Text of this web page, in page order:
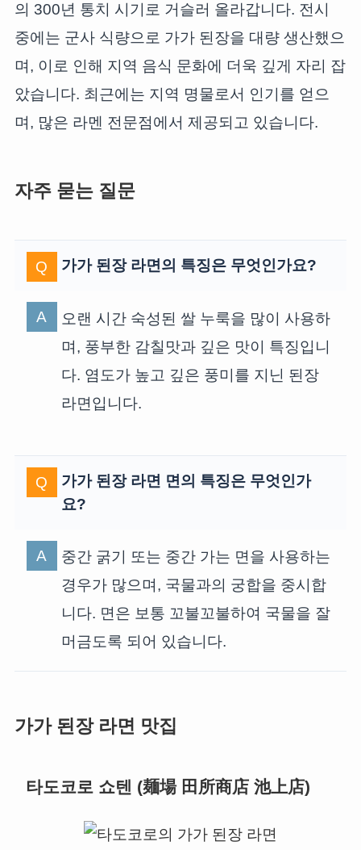
의 300년 통치 시기로 거슬러 올라갑니다. 전시
중에는 군사 식량으로 가가 된장을 대량 생산했으
며, 이로 인해 지역 음식 문화에 더욱 깊게 자리 잡
았습니다. 최근에는 지역 명물로서 인기를 얻으
며, 많은 라멘 전문점에서 제공되고 있습니다.
자주 묻는 질문
가가 된장 라면의 특징은 무엇인가요?
오랜 시간 숙성된 쌀 누룩을 많이 사용하
며, 풍부한 감칠맛과 깊은 맛이 특징입니
다. 염도가 높고 깊은 풍미를 지닌 된장
라면입니다.
가가 된장 라면 면의 특징은 무엇인가
요?
중간 굵기 또는 중간 가는 면을 사용하는
경우가 많으며, 국물과의 궁합을 중시합
니다. 면은 보통 꼬불꼬불하여 국물을 잘
머금도록 되어 있습니다.
가가 된장 라면 맛집
타도코로 쇼텐 (麺場 田所商店 池上店)